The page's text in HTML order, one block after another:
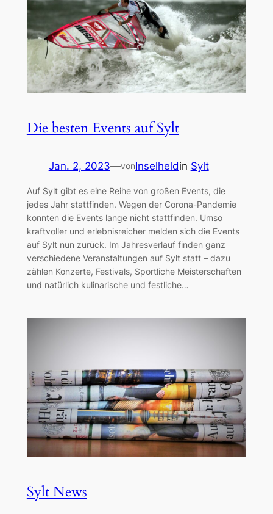
Die besten Events auf Sylt
Jan. 2, 2023—vonInselheldin Sylt
Auf Sylt gibt es eine Reihe von großen Events, die
jedes Jahr stattfinden. Wegen der Corona-Pandemie
konnten die Events lange nicht stattfinden. Umso
kraftvoller und erlebnisreicher melden sich die Events
auf Sylt nun zurück. Im Jahresverlauf finden ganz
verschiedene Veranstaltungen auf Sylt statt – dazu
zählen Konzerte, Festivals, Sportliche Meisterschaften
und natürlich kulinarische und festliche…
Sylt News